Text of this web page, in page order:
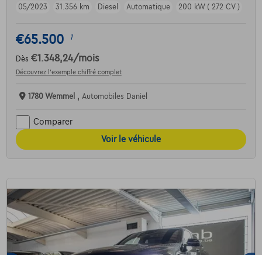
05/2023
31.356 km Diesel Automatique 200 kW ( 272 CV )
€65.500 1
Dès €1.348,24/mois
Découvrez l’exemple chiffré complet
1780 Wemmel , Automobiles Daniel
Comparer
Voir le véhicule